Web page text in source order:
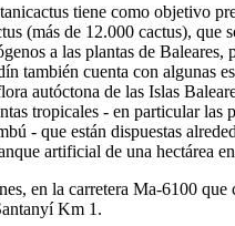
tiene como objetivo
(más de 12.000 cactus), que
a las plantas de Baleares,
también cuenta con algunas
autóctona de las Islas
tropicales - en particular las
- que están dispuestas
artificial de una hectárea
, en la carretera Ma-6100 que
Km 1 .